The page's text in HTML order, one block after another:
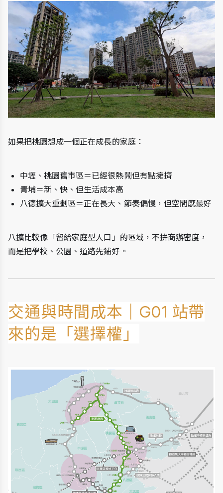
如果把桃園想成一個正在成長的家庭：
中壢、桃園舊市區＝已經很熱鬧但有點擁擠
青埔＝新、快、但生活成本高
八德擴大重劃區＝正在長大、節奏偏慢，但空間感最好
八擴比較像「留給家庭型人口」的區域，不拚商辦密度，
而是把學校、公園、道路先鋪好。
交通與時間成本｜G01 站帶
來的是「選擇權」